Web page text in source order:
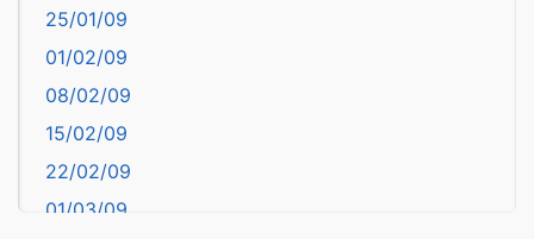
Bayburt
Bilecik
Bingöl
Bitlis
Bolu
Burdur
25/01/09
01/02/09
08/02/09
15/02/09
22/02/09
01/03/09